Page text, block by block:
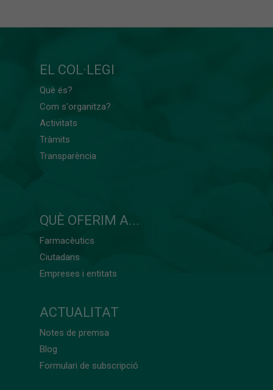
EL COL·LEGI
Què és?
Com s'organitza?
Activitats
Tràmits
Transparència
QUÈ OFERIM A...
Farmacèutics
Ciutadans
Empreses i entitats
ACTUALITAT
Notes de premsa
Blog
Formulari de subscripció